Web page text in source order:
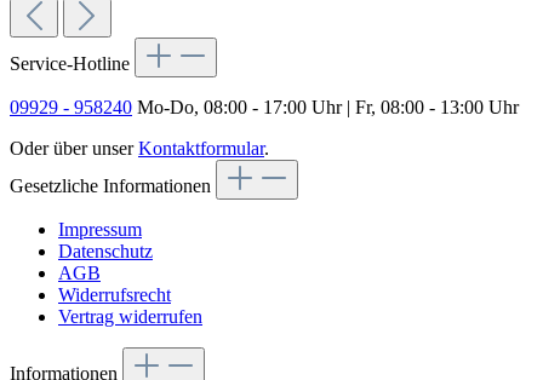
Service-Hotline
09929 - 958240 Mo-Do, 08:00 - 17:00 Uhr | Fr, 08:00 - 13:00 Uhr
Oder über unserKontaktformular.
Gesetzliche Informationen
Impressum
Datenschutz
AGB
Widerrufsrecht
Vertrag widerrufen
Informationen